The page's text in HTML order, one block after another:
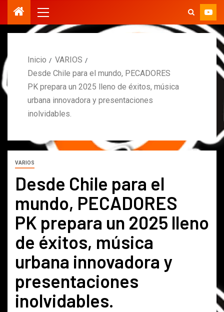
Inicio
VARIOS
Desde Chile para el mundo, PECADORES
PK prepara un 2025 lleno de éxitos, música
urbana innovadora y presentaciones
inolvidables.
VARIOS
Desde Chile para el
mundo, PECADORES
PK prepara un 2025 lleno
de éxitos, música
urbana innovadora y
presentaciones
inolvidables.